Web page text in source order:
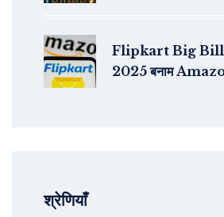
Flipkart Big
2025 बनाम
श्रेणियाँ